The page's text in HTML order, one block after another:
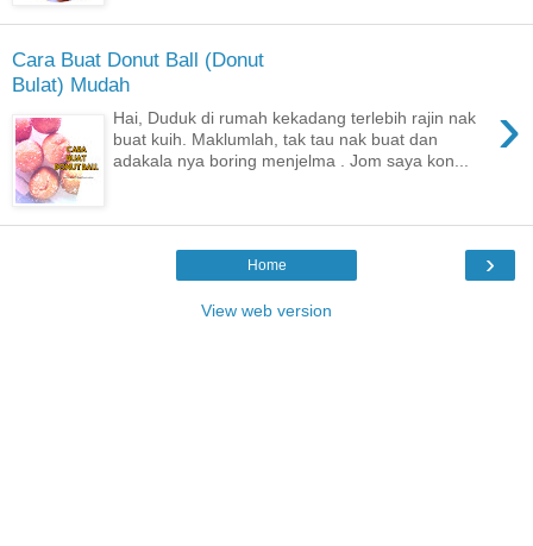
Cara Buat Donut Ball (Donut
Bulat) Mudah
›
Hai, Duduk di rumah kekadang terlebih rajin nak
buat kuih. Maklumlah, tak tau nak buat dan
adakala nya boring menjelma . Jom saya kon...
›
Home
View web version